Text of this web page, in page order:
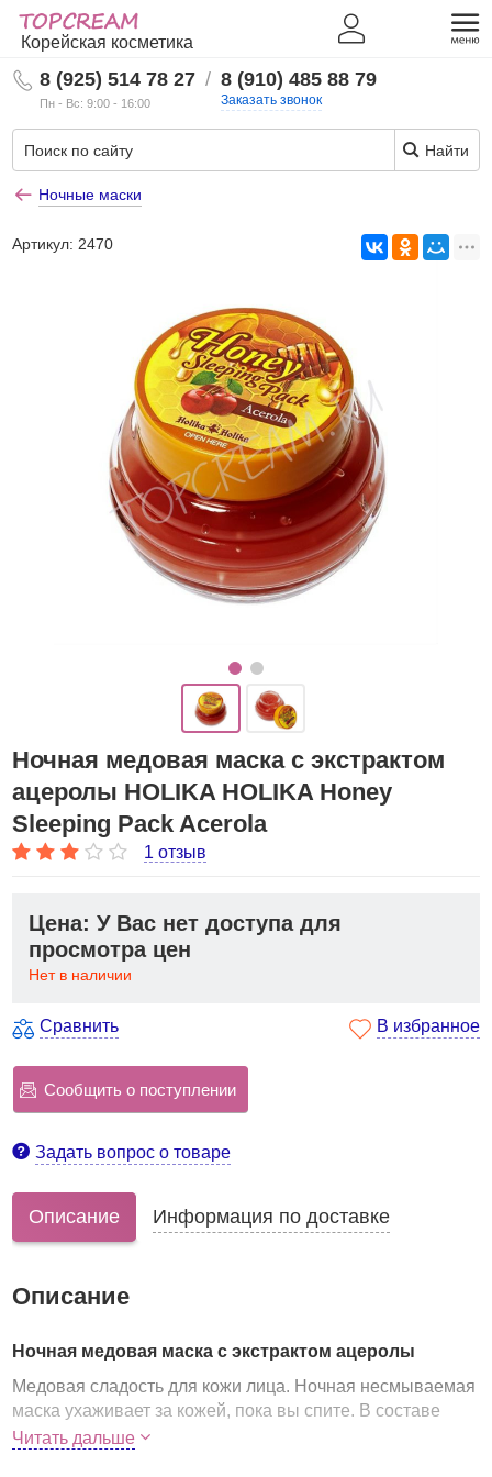
Корейская косметика
8 (925) 514 78 27
Пн - Вс: 9:00 - 16:00
/ 8 (910) 485 88 79
Заказать звонок
Найти
Ночные маски
Артикул: 2470
Ночная медовая маска с экстрактом
ацеролы HOLIKA HOLIKA Honey
Sleeping Pack Acerola
1 отзыв
Цена: У Вас нет доступа для
просмотра цен
Нет в наличии
Сравнить В избранное
Сообщить о поступлении
Задать вопрос о товаре
Описание Информация по доставке
Описание
Ночная медовая маска с экстрактом ацеролы
Медовая сладость для кожи лица. Ночная несмываемая
маска ухаживает за кожей, пока вы спите. В составе
маски по 20% меда и экстракта ацеролы.
Читать дальше